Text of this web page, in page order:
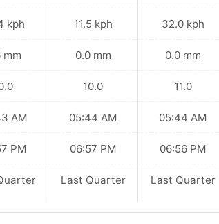
kph
mm
AM
PM
11.5 kph
0.0 mm
10.0
05:44 AM
06:57 PM
Last Quarter
32.0 kph
0.0 mm
11.0
05:44 AM
06:56 PM
Last Quarter